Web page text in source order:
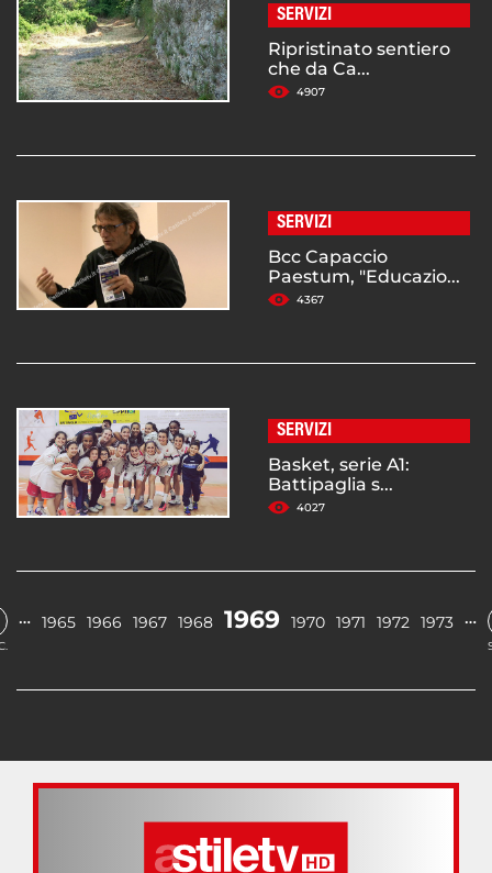
SERVIZI
Ripristinato sentiero
che da Ca...
4907
SERVIZI
Bcc Capaccio
Paestum, "Educazio...
4367
SERVIZI
Basket, serie A1:
Battipaglia s...
4027
… 1965 1966 1967 1968 1969 1970 1971 1972 1973 …